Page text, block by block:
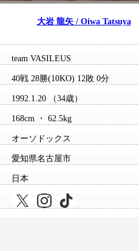
大岩 龍矢 / Oiwa Tatsuya
team VASILEUS
40戦 28勝(10KO) 12敗 0分
1992.1.20 （34歳）
168cm ・ 62.5kg
オーソドックス
愛知県名古屋市
日本